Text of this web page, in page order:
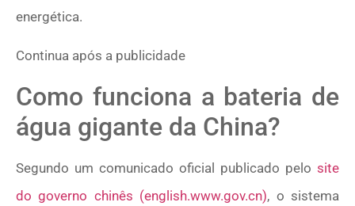
energética.
Continua após a publicidade
Como funciona a bateria de
água gigante da China?
Segundo um comunicado oficial publicado pelo site
do governo chinês (english.www.gov.cn), o sistema